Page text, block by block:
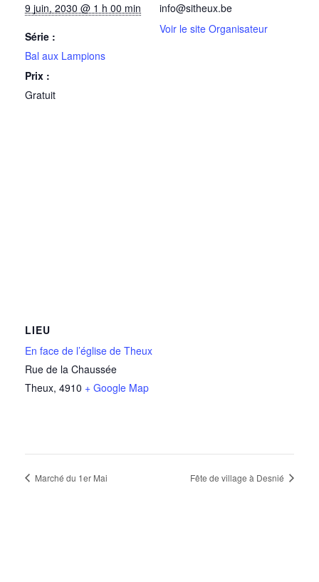
9 juin, 2030 @ 1 h 00 min
Série :
Bal aux Lampions
Prix :
Gratuit
info@sitheux.be
Voir le site Organisateur
LIEU
En face de l’église de Theux
Rue de la Chaussée
Theux, 4910 + Google Map
Marché du 1er Mai Fête de village à Desnié